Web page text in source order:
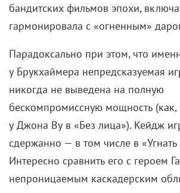
бандитских фильмов эпохи,
гармонировала с «огненным»
Парадоксально при этом, что
у Брукхаймера непредсказуемая
никогда не выведена на полную
бескомпромиссную мощность
у Джона Ву в «Без лица»). Кейдж
сдержанно — в том числе в «Угнать
Интересно сравнить его с героем
непроницаемым каскадерским